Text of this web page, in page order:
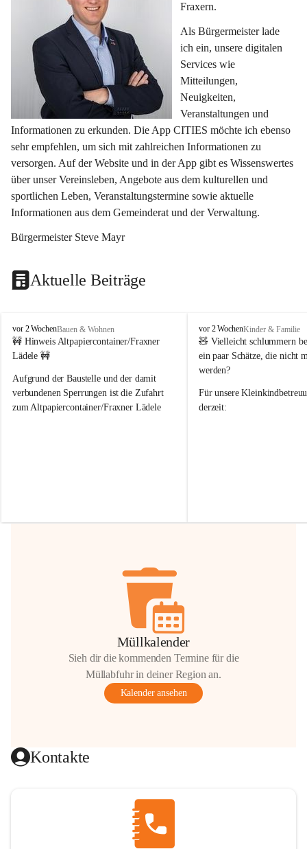
Fraxern.
Als Bürgermeister lade
ich ein, unsere digitalen
Services wie
Mitteilungen,
Neuigkeiten,
Veranstaltungen und
Informationen zu erkunden. Die App CITIES möchte ich ebenso
sehr empfehlen, um sich mit zahlreichen Informationen zu
versorgen. Auf der Website und in der App gibt es Wissenswertes
über unser Vereinsleben, Angebote aus dem kulturellen und
sportlichen Leben, Veranstaltungstermine sowie aktuelle
Informationen aus dem Gemeinderat und der Verwaltung.
Bürgermeister Steve Mayr
Aktuelle Beiträge
F
r
a
e
r
n
vor 2 WochenBauen & Wohnen
🚧 Hinweis Altpapiercontainer/Fraxner
Lädele 🚧
Aufgrund der Baustelle und der damit
verbundenen Sperrungen ist die Zufahrt
zum Altpapiercontainer/Fraxner Lädele
Hilfsbereitschaft!
F
r
a
x
r
n
vor 2 WochenKinder & Familie
🧸 Vielleicht schlummern
ein paar Schätze, die nicht
werden?
Für unsere
derzeit:
Müllkalender
Sieh dir die kommenden Termine für die
Müllabfuhr in deiner Region an.
Kalender ansehen
Kontakte